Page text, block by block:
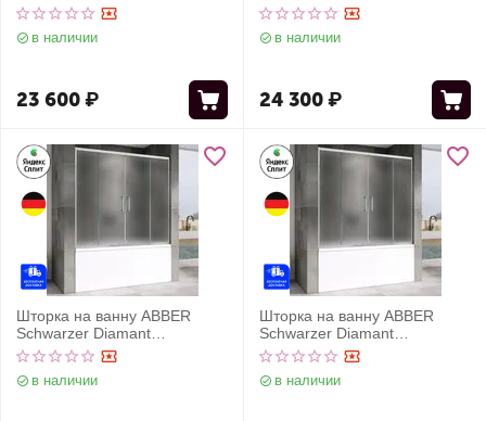
в наличии
23 600₽
в наличии
24 300₽
Шторка на ванну ABBER
Schwarzer Diamant
AG57150M
в наличии
Шторка на ванну ABBER
Schwarzer Diamant
AG57160M
в наличии